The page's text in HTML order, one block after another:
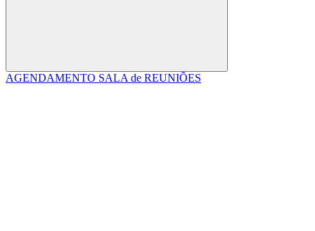
Buscar
AGENDAMENTO SALA de REUNIÕES